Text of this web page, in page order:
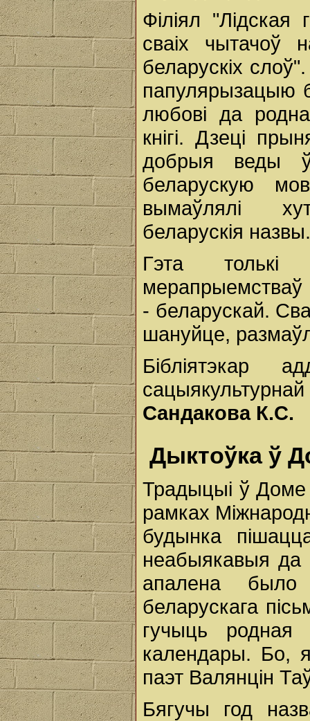
Філіял "Лідская
сваіх чытачоў
беларускіх
папулярызацыю
любові да
кнігі. Дзеці
добрыя веды
беларускую
вымаўлялі
беларускія назвы.
Гэта толькі
- беларускай.
шануйце,
Бібліятэкар
Сандакова К.С.
Дыктоўка ў
Традыцыі ў Доме
рамках
будынка
неабыякавыя да
апалена
беларускага
гучыць
календары. Бо,
паэт Валянцін
Бягучы год